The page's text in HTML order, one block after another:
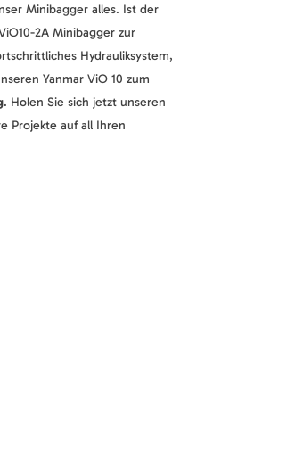
Minibagger alles. Ist der
2A Minibagger zur
Hydrauliksystem,
Yanmar ViO 10 zum
. Holen Sie sich jetzt unseren
Projekte auf all Ihren